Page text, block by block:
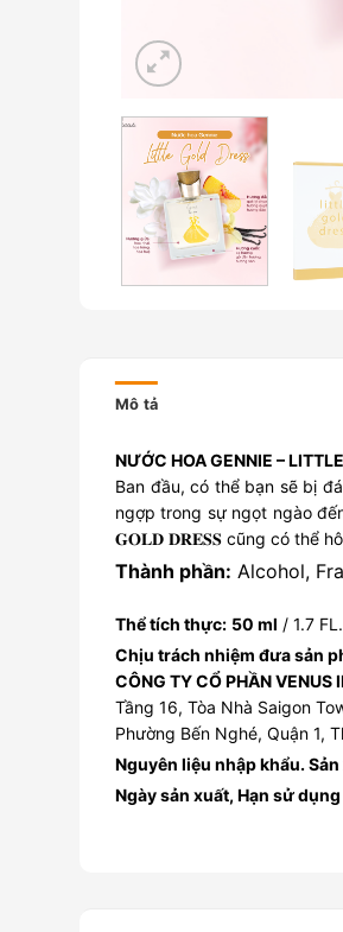
Mô tả
NƯỚC HOA GENNIE –
Ban đầu, có thể bạn sẽ bị
ngợp trong sự ngọt ngào
𝐆𝐎𝐋𝐃 𝐃𝐑𝐄𝐒𝐒 cũng có thể hô
Thành phần: Alcohol,
Thể tích thực: 50 ml / 1.7
Chịu trách nhiệm đưa sản
CÔNG TY CỔ PHẦN VENUS
Tầng 16, Tòa Nhà Saigon
Phường Bến Nghé, Quận 1,
Nguyên liệu nhập khẩu.
Ngày sản xuất, Hạn sử dụng